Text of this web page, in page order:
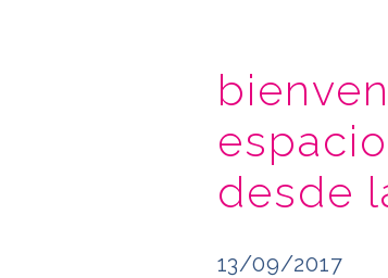
desde
13/09/2017